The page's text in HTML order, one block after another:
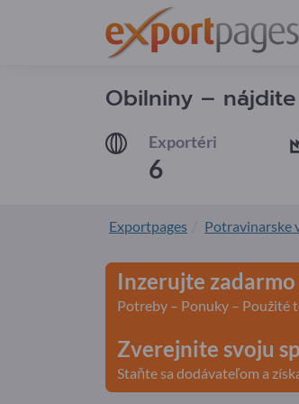
Obilniny –
Exportéri
6
Exportpages Potravinarske
Inzerujte
Potreby – Ponuky – Použité
Zverejnite svoju
Staňte sa dodávateľom a